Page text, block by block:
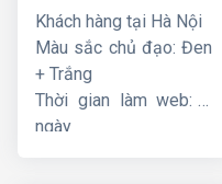
Thương mại Five-
Star
Khách hàng tại Hà Nội
Màu sắc chủ đạo: Đen
+ Trắng
Thời gian làm web: 7
ngày